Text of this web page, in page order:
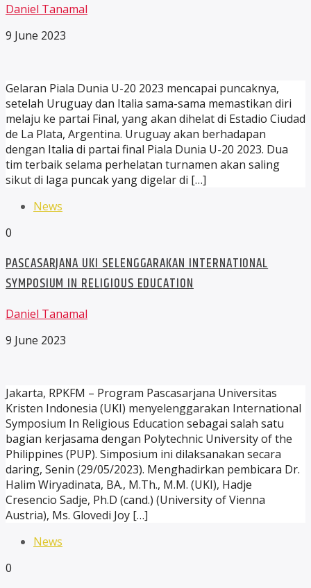
Daniel Tanamal
9 June 2023
Gelaran Piala Dunia U-20 2023 mencapai puncaknya,
setelah Uruguay dan Italia sama-sama memastikan diri
melaju ke partai Final, yang akan dihelat di Estadio Ciudad
de La Plata, Argentina. Uruguay akan berhadapan
dengan Italia di partai final Piala Dunia U-20 2023. Dua
tim terbaik selama perhelatan turnamen akan saling
sikut di laga puncak yang digelar di […]
News
0
PASCASARJANA UKI SELENGGARAKAN INTERNATIONAL
SYMPOSIUM IN RELIGIOUS EDUCATION
Daniel Tanamal
9 June 2023
Jakarta, RPKFM – Program Pascasarjana Universitas
Kristen Indonesia (UKI) menyelenggarakan International
Symposium In Religious Education sebagai salah satu
bagian kerjasama dengan Polytechnic University of the
Philippines (PUP). Simposium ini dilaksanakan secara
daring, Senin (29/05/2023). Menghadirkan pembicara Dr.
Halim Wiryadinata, BA., M.Th., M.M. (UKI), Hadje
Cresencio Sadje, Ph.D (cand.) (University of Vienna
Austria), Ms. Glovedi Joy […]
News
0